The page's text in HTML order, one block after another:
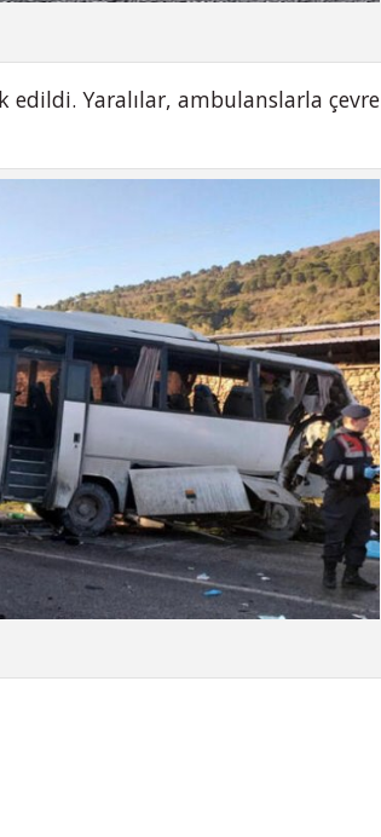
edildi. Yaralılar, ambulanslarla çevre